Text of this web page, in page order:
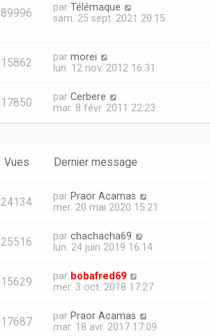
89996 par Télémaque
sam. 25 sept. 2021 20:15
15862 par morei
lun. 12 nov. 2012 16:31
17850 par Cerbere
mar. 8 févr. 2011 22:23
Vues Dernier message
24134 par Praor Acamas
mer. 20 mai 2020 15:21
25516 par chachacha69
lun. 24 juin 2019 16:14
15629 par bobafred69
mer. 3 oct. 2018 17:27
17687 par Praor Acamas
mar. 18 avr. 2017 17:09